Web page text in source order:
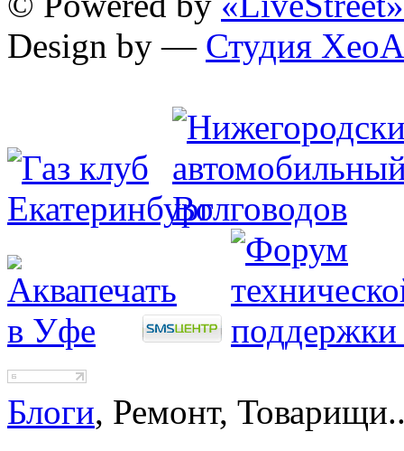
Design by — Студия
Блоги, Ремонт,